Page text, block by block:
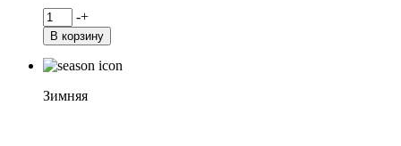
Количество
товара
Viatti
235/65R16C
Vettore
-+
В корзину
Зимняя